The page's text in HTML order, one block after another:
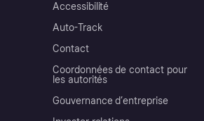
Accessibilité
Auto-Track
Contact
Coordonnées de contact pour
les autorités
Gouvernance d’entreprise